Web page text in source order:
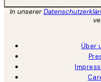
In unserer
Über